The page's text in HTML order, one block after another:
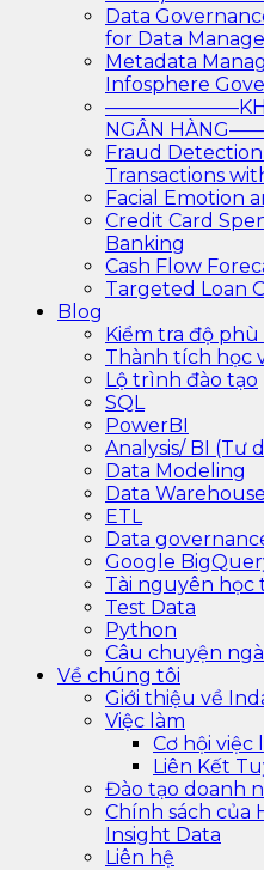
Data
for Data
Metadata
Infosphere
NGÂN
Fraud
Transactions
Facial Emotion
Credit Card
Banking
Cash Flow
Targeted Loan
Blog
Kiểm tra độ
Thành tích học
Lộ trình đào tạo
SQL
PowerBI
Analysis/ BI (Tư
Data Modeling
Data Warehouse
ETL
Data
Google
Tài nguyên học
Test Data
Python
Câu chuyện
Về chúng tôi
Giới thiệu về
Việc làm
Cơ hội việc
Liên Kết
Đào tạo doanh
Chính sách của
Insight Data
Liên hệ